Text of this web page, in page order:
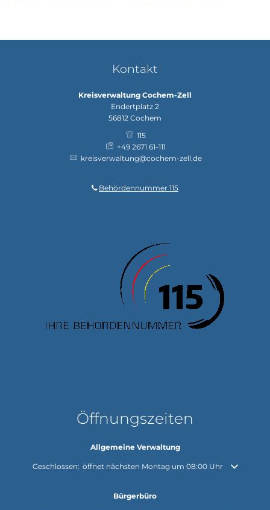
Kontakt
Kreisverwaltung Cochem-Zell
Endertplatz 2
56812 Cochem
115
+49 2671 61-111
kreisverwaltung@cochem-zell.de
Behördennummer 115
Öffnungszeiten
Allgemeine Verwaltung
Klicken, um weitere Öffnungs- oder Schließzeiten auszublenden
Geschlossen: öffnet nächsten Montag um 08:00 Uhr
Bürgerbüro